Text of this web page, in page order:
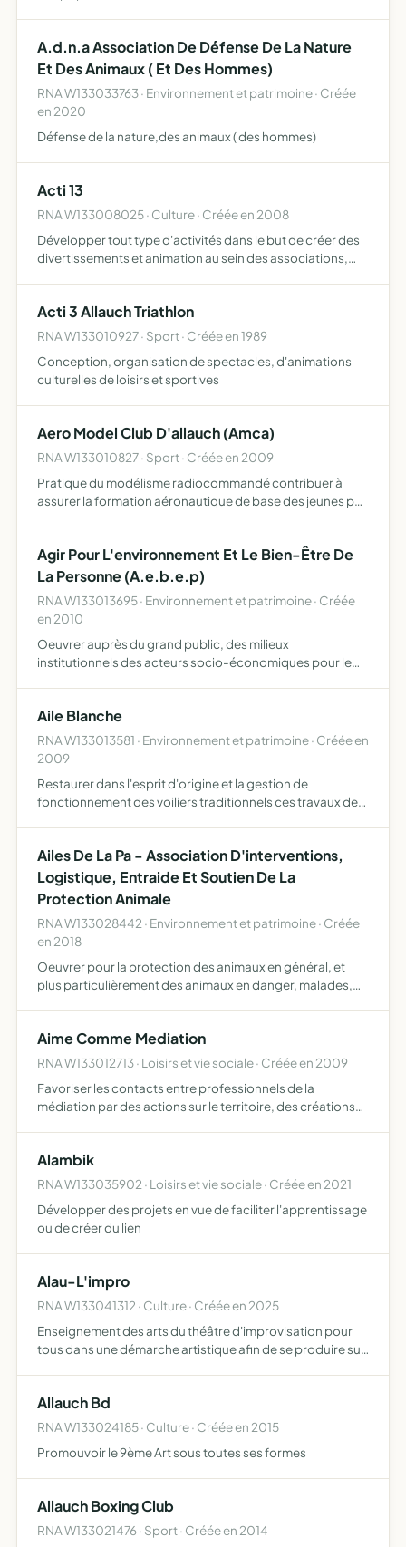
A.d.n.a Association De Défense De La Nature
Et Des Animaux ( Et Des Hommes)
RNA W133033763 · Environnement et patrimoine · Créée
en 2020
Défense de la nature,des animaux ( des hommes)
Acti 13
RNA W133008025 · Culture · Créée en 2008
Développer tout type d'activités dans le but de créer des
divertissements et animation au sein des associations,
Acti 3 Allauch Triathlon
RNA W133010927 · Sport · Créée en 1989
Conception, organisation de spectacles, d'animations
culturelles de loisirs et sportives
Aero Model Club D'allauch (Amca)
RNA W133010827 · Sport · Créée en 2009
Pratique du modélisme radiocommandé contribuer à
assurer la formation aéronautique de base des jeunes par
de manifes…
Agir Pour L'environnement Et Le Bien-Être De
La Personne (A.e.b.e.p)
RNA W133013695 · Environnement et patrimoine · Créée
en 2010
Oeuvrer auprès du grand public, des milieux
institutionnels des acteurs socio-économiques pour le
engager toute action et p…
Aile Blanche
RNA W133013581 · Environnement et patrimoine · Créée en
2009
Restaurer dans l'esprit d'origine et la gestion de
fonctionnement des voiliers traditionnels ces travaux de
en …
Ailes De La Pa - Association D'interventions,
Logistique, Entraide Et Soutien De La
Protection Animale
RNA W133028442 · Environnement et patrimoine · Créée
en 2018
Oeuvrer pour la protection des animaux en général, et
plus particulièrement des animaux en danger, malades,
Aime Comme Mediation
RNA W133012713 · Loisirs et vie sociale · Créée en 2009
Favoriser les contacts entre professionnels de la
médiation par des actions sur le territoire, des créations
Alambik
RNA W133035902 · Loisirs et vie sociale · Créée en 2021
Développer des projets en vue de faciliter l'apprentissage
ou de créer du lien
Alau-L'impro
RNA W133041312 · Culture · Créée en 2025
Enseignement des arts du théâtre d'improvisation pour
tous dans une démarche artistique afin de se produire sur
Allauch Bd
RNA W133024185 · Culture · Créée en 2015
Promouvoir le 9ème Art sous toutes ses formes
Allauch Boxing Club
RNA W133021476 · Sport · Créée en 2014